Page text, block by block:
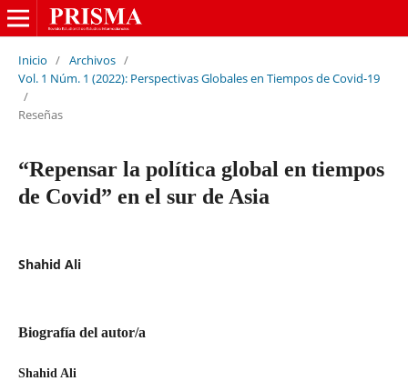
Inicio / Archivos /
Vol. 1 Núm. 1 (2022): Perspectivas Globales en Tiempos de Covid-19
/
Reseñas
“Repensar la política global en tiempos
de Covid” en el sur de Asia
Shahid Ali
Biografía del autor/a
Shahid Ali